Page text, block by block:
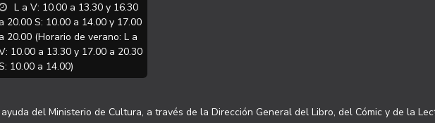
L a V: 10.00 a 13.30 y 16.30
20.00 S: 10.00 a 14.00 y 17.00
20.00 (Horario de verano: L a
10.00 a 13.30 y 17.00 a 20.30
10.00 a 14.00)
del Ministerio de Cultura, a través de la Dirección General del Libro, del Cómic y de la